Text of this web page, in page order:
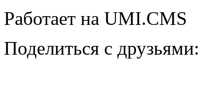
Работает на UMI.CMS
Поделиться с друзьями: